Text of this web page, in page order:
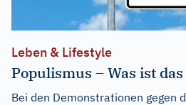
Leben & Lifestyle
Populismus – Was ist
Bei den Demonstrationen gegen